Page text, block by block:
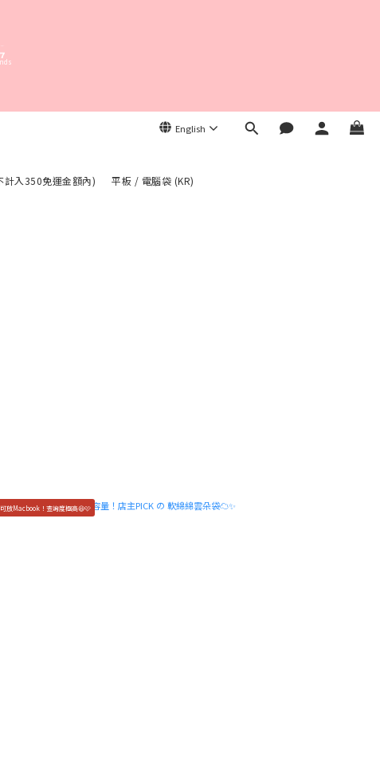
7
6
3
English
計入350免運金額內) 平板 / 電腦袋 (KR)
可放Macbook！查詢度極高😆🩷